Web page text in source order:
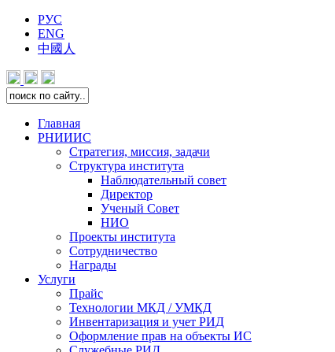
РУС
ENG
中國人
Главная
РНИИИС
Стратегия, миссия, задачи
Структура института
Наблюдательный совет
Директор
Ученый Совет
НИО
Проекты института
Сотрудничество
Награды
Услуги
Прайс
Технологии МКД / УМКД
Инвентаризация и учет РИД
Оформление прав на объекты ИС